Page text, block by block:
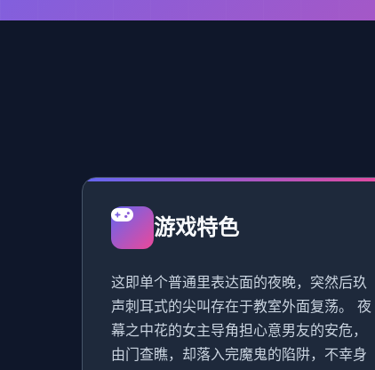
游戏特色
这即单个普通里表达面的夜晚，突然后玖
声刺耳式的尖叫存在于教室外面复荡。 夜
幕之中花的女主导角担心意男友的安危，
由门查瞧，却落入完魔鬼的陷阱，不幸身